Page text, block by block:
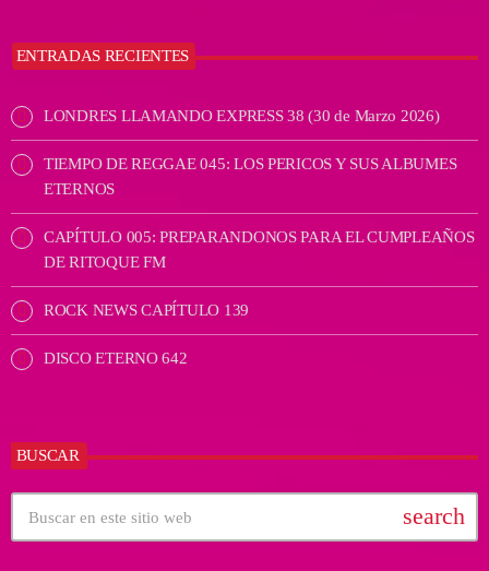
ENTRADAS RECIENTES
LONDRES LLAMANDO EXPRESS 38 (30 de Marzo 2026)
TIEMPO DE REGGAE 045: LOS PERICOS Y SUS ALBUMES
ETERNOS
CAPÍTULO 005: PREPARANDONOS PARA EL CUMPLEAÑOS
DE RITOQUE FM
ROCK NEWS CAPÍTULO 139
DISCO ETERNO 642
BUSCAR
search